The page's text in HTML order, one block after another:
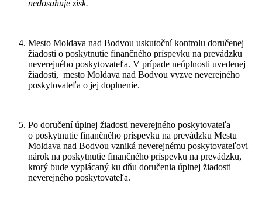
nedosahuje zisk.
Mesto Moldava nad Bodvou uskutoční kontrolu doručenej
žiadosti o poskytnutie finančného príspevku na prevádzku
neverejného poskytovateľa. V prípade neúplnosti uvedenej
žiadosti, mesto Moldava nad Bodvou vyzve neverejného
poskytovateľa o jej doplnenie.
Po doručení úplnej žiadosti neverejného poskytovateľa
o poskytnutie finančného príspevku na prevádzku Mestu
Moldava nad Bodvou vzniká neverejnému poskytovateľovi
nárok na poskytnutie finančného príspevku na prevádzku,
krorý bude vyplácaný ku dňu doručenia úplnej žiadosti
neverejného poskytovateľa.